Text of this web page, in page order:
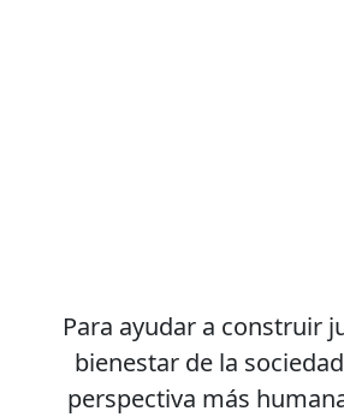
Para ayudar a construir
bienestar de la
perspectiva más